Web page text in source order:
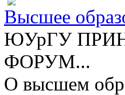
Высшее
ЮУрГУ
ФОРУМ...
О высшем